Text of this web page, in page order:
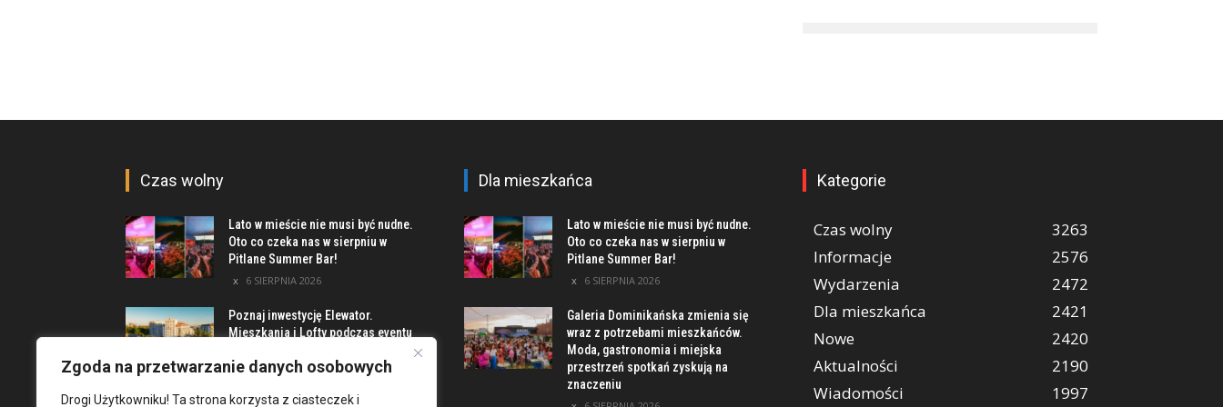
Zgoda na przetwarzanie danych osobowych
Drogi Użytkowniku! Ta strona korzysta z ciasteczek i
Czas wolny
Lato w mieście nie musi być nudne.
Oto co czeka nas w sierpniu w
Pitlane Summer Bar!
6 SIERPNIA 2026
Poznaj inwestycję Elewator.
Mieszkania i Lofty podczas eventu
5 SIERPNIA 2026
Dla mieszkańca
Lato w mieście nie musi być nudne.
Oto co czeka nas w sierpniu w
Pitlane Summer Bar!
6 SIERPNIA 2026
Galeria Dominikańska zmienia się
wraz z potrzebami mieszkańców.
Moda, gastronomia i miejska
przestrzeń spotkań zyskują na
znaczeniu
Kategorie
Czas wolny
3263
Informacje
2576
Wydarzenia
2472
Dla mieszkańca
2421
Nowe
2420
Aktualności
2190
Wiadomości
1997